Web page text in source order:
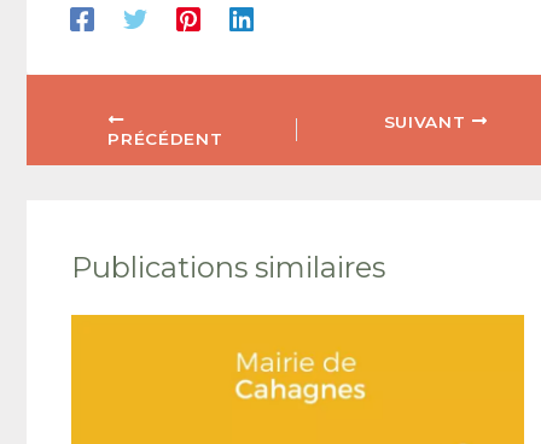
PRÉCÉDENT
SUIVANT
Publications similaires